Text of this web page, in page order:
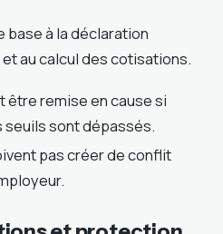
base à la déclaration
et au calcul des cotisations.
être remise en cause si
seuils sont dépassés.
pas créer de conflit